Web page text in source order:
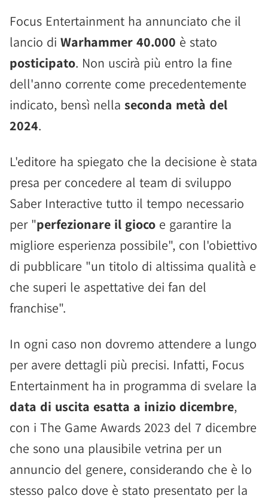
Focus Entertainment ha annunciato che il
lancio di Warhammer 40.000 è stato
posticipato. Non uscirà più entro la fine
dell'anno corrente come precedentemente
indicato, bensì nella seconda metà del
2024.
L'editore ha spiegato che la decisione è stata
presa per concedere al team di sviluppo
Saber Interactive tutto il tempo necessario
per "perfezionare il gioco e garantire la
migliore esperienza possibile", con l'obiettivo
di pubblicare "un titolo di altissima qualità e
che superi le aspettative dei fan del
franchise".
In ogni caso non dovremo attendere a lungo
per avere dettagli più precisi. Infatti, Focus
Entertainment ha in programma di svelare la
data di uscita esatta a inizio dicembre,
con i The Game Awards 2023 del 7 dicembre
che sono una plausibile vetrina per un
annuncio del genere, considerando che è lo
stesso palco dove è stato presentato per la